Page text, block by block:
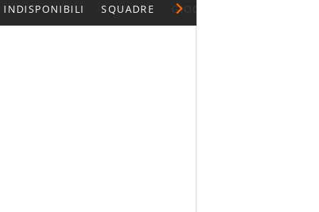
CALENDARI E CLASSIFICHE
INDISPONIBILI SQUADRE GIOCATORI SERIE A